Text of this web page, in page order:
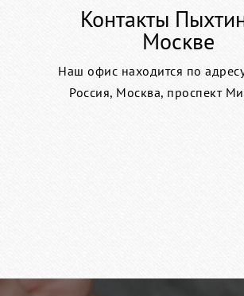
Контакты
Москве
Наш офис находится по
Россия, Москва, проспект